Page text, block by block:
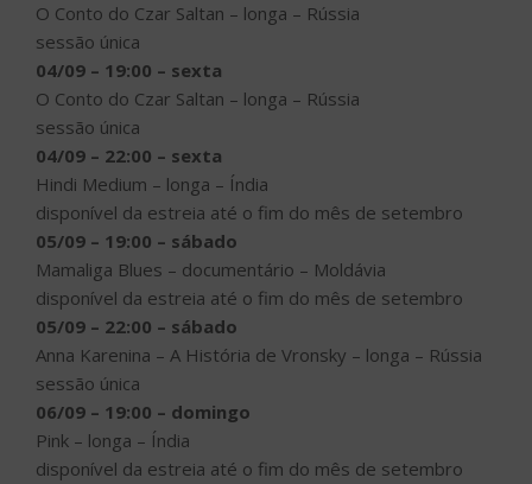
O Conto do Czar Saltan – longa – Rússia
sessão única
04/09 – 19:00 – sexta
O Conto do Czar Saltan – longa – Rússia
sessão única
04/09 – 22:00 – sexta
Hindi Medium – longa – Índia
disponível da estreia até o fim do mês de setembro
05/09 – 19:00 – sábado
Mamaliga Blues – documentário – Moldávia
disponível da estreia até o fim do mês de setembro
05/09 – 22:00 – sábado
Anna Karenina – A História de Vronsky – longa – Rússia
sessão única
06/09 – 19:00 – domingo
Pink – longa – Índia
disponível da estreia até o fim do mês de setembro